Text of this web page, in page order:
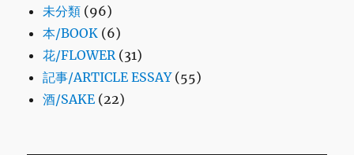
未分類 (96)
本/BOOK (6)
花/FLOWER (31)
記事/ARTICLE ESSAY(55)
酒/SAKE (22)